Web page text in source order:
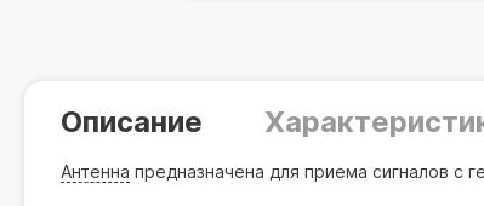
Описание
Антенна предназначена для приема сигналов с